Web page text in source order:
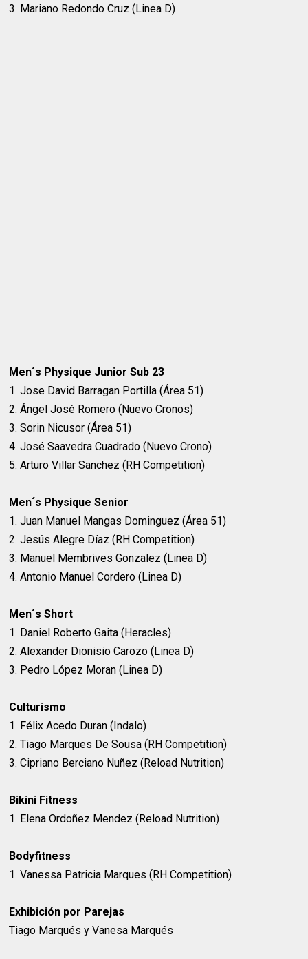
3. Mariano Redondo Cruz (Linea D)
Men´s Physique Junior Sub 23
1. Jose David Barragan Portilla (Área 51)
2. Ángel José Romero (Nuevo Cronos)
3. Sorin Nicusor (Área 51)
4. José Saavedra Cuadrado (Nuevo Crono)
5. Arturo Villar Sanchez (RH Competition)
Men´s Physique Senior
1. Juan Manuel Mangas Dominguez (Área 51)
2. Jesús Alegre Díaz (RH Competition)
3. Manuel Membrives Gonzalez (Linea D)
4. Antonio Manuel Cordero (Linea D)
Men´s Short
1. Daniel Roberto Gaita (Heracles)
2. Alexander Dionisio Carozo (Linea D)
3. Pedro López Moran (Linea D)
Culturismo
1. Félix Acedo Duran (Indalo)
2. Tiago Marques De Sousa (RH Competition)
3. Cipriano Berciano Nuñez (Reload Nutrition)
Bikini Fitness
1. Elena Ordoñez Mendez (Reload Nutrition)
Bodyfitness
1. Vanessa Patricia Marques (RH Competition)
Exhibición por Parejas
Tiago Marqués y Vanesa Marqués